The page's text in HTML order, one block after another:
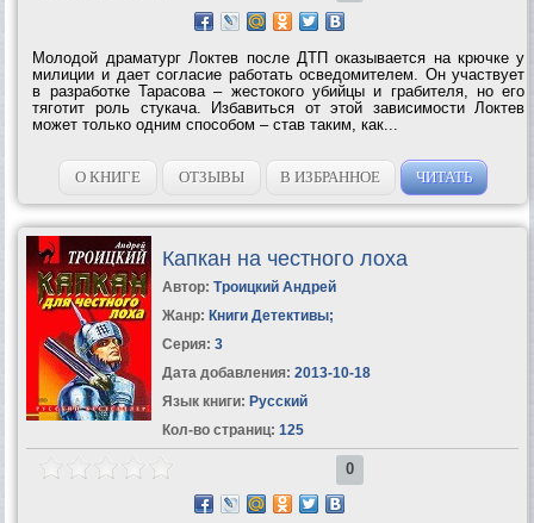
Молодой драматург Локтев после ДТП оказывается на крючке у
милиции и дает согласие работать осведомителем. Он участвует
в разработке Тарасова – жестокого убийцы и грабителя, но его
тяготит роль стукача. Избавиться от этой зависимости Локтев
может только одним способом – став таким, как...
О КНИГЕ ОТЗЫВЫ В ИЗБРАННОЕ ЧИТАТЬ
Капкан на честного лоха
Автор: Троицкий Андрей
Жанр: Книги Детективы;
Серия: 3
Дата добавления: 2013-10-18
Язык книги: Русский
Кол-во страниц: 125
0